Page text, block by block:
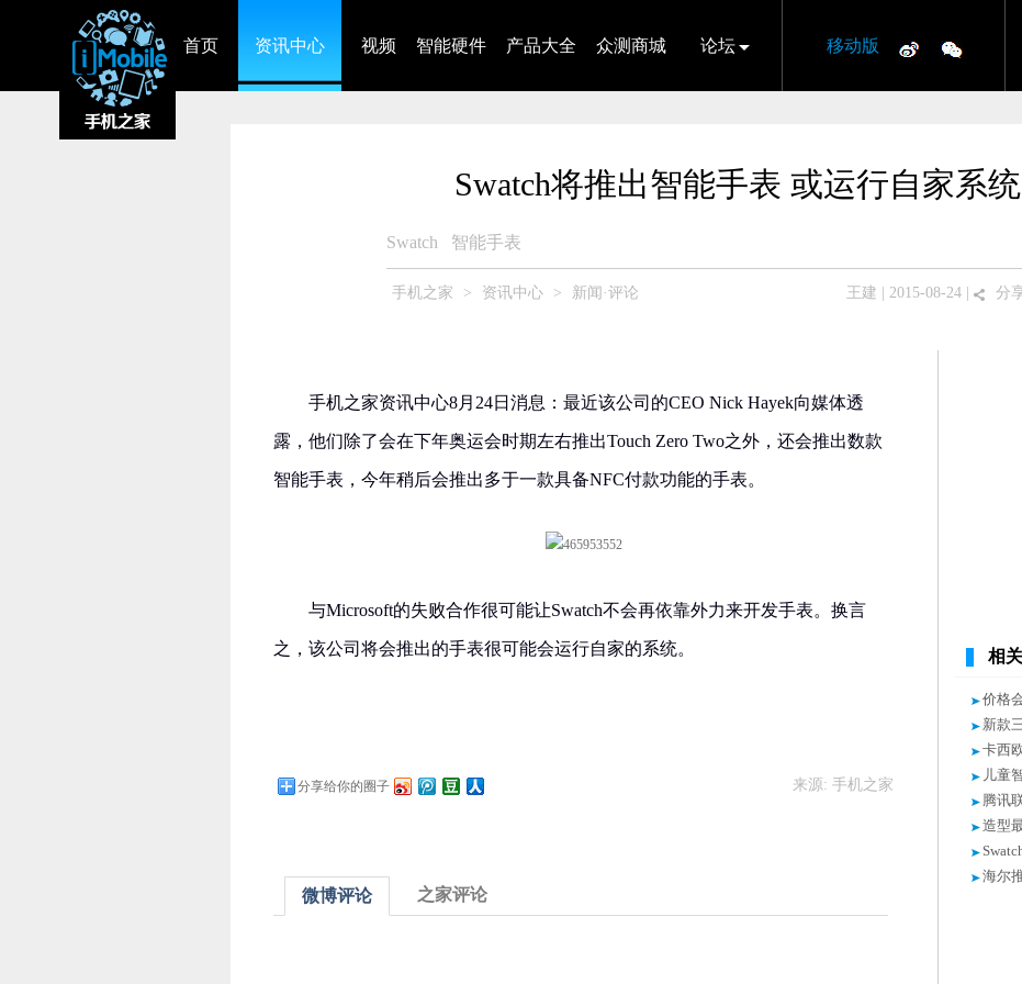
首页 资讯中心 视频 智能硬件 产品大全 众测商城 论坛 移动版
Swatch将推出智能手表 或运行自家系统
Swatch 智能手表
手机之家 > 资讯中心 > 新闻·评论 王建 | 2015-08-24 | 分
手机之家资讯中心8月24日消息：最近该公司的CEO Nick Hayek向媒体透
露，他们除了会在下年奥运会时期左右推出Touch Zero Two之外，还会推出数款
智能手表，今年稍后会推出多于一款具备NFC付款功能的手表。
与Microsoft的失败合作很可能让Swatch不会再依靠外力来开发手表。换言
之，该公司将会推出的手表很可能会运行自家的系统。
分享给你的圈子 来源: 手机之家
微博评论 之家评论
相
价格
新款
海尔